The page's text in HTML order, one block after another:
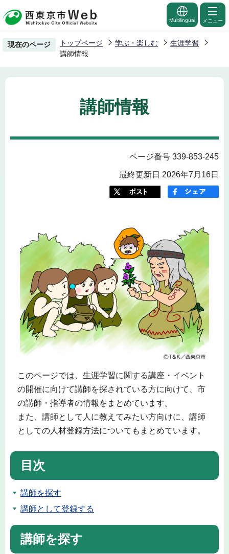
の
ー
Multilingual メニュー
現在のページ トップページ 学ぶ・楽しむ
生涯学習
講師情報
講師情報
ページ番号 339-853-245
最終更新日 2026年7月16日
このページでは、生涯学習に関する講座・イベント
の開催に向けて講師を探されている方に向けて、市
の講師・指導者の情報をまとめています。
また、講師として人に教えてみたい方向けに、講師
としての人材登録方法についてもまとめています。
目次
講師を探す
講師として登録する
講師を探す